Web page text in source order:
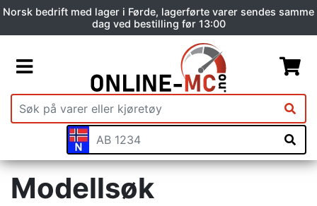
Norsk bedrift med lager i Førde, lagerførte varer sendes samme
dag ved bestilling før 13:00
Modellsøk